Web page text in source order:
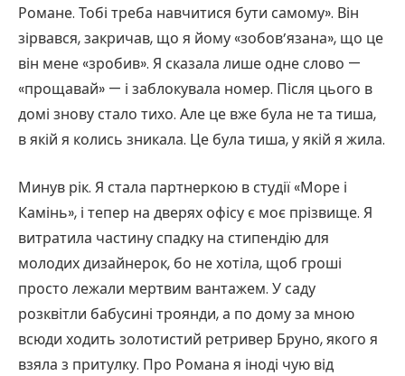
Романе. Тобі треба навчитися бути самому». Він
зірвався, закричав, що я йому «зобов’язана», що це
він мене «зробив». Я сказала лише одне слово —
«прощавай» — і заблокувала номер. Після цього в
домі знову стало тихо. Але це вже була не та тиша,
в якій я колись зникала. Це була тиша, у якій я жила.
Минув рік. Я стала партнеркою в студії «Море і
Камінь», і тепер на дверях офісу є моє прізвище. Я
витратила частину спадку на стипендію для
молодих дизайнерок, бо не хотіла, щоб гроші
просто лежали мертвим вантажем. У саду
розквітли бабусині троянди, а по дому за мною
всюди ходить золотистий ретривер Бруно, якого я
взяла з притулку. Про Романа я іноді чую від